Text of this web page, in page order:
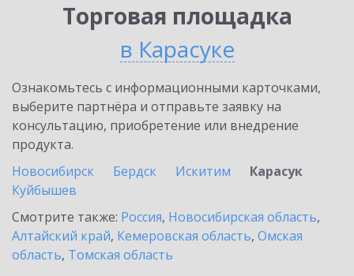
Торговая площадка
в Карасуке
Ознакомьтесь с информационными карточками,
выберите партнёра и отправьте заявку на
консультацию, приобретение или внедрение
продукта.
Новосибирск
Бердск Искитим
Карасук
Куйбышев
Смотрите также: Россия, Новосибирская область,
Алтайский край, Кемеровская область, Омская
область, Томская область